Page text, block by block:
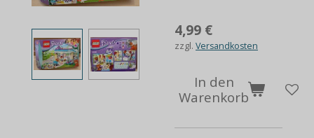
4,99 €
zzgl. Versandkosten
In den
Warenkorb